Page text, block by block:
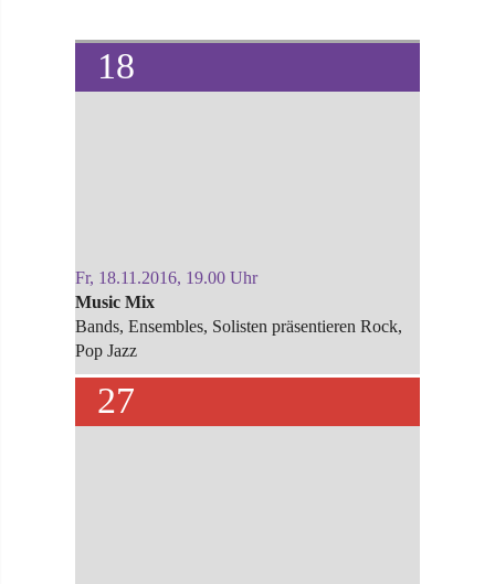
18
Fr, 18.11.2016, 19.00 Uhr
Music Mix
Bands, Ensembles, Solisten präsentieren Rock,
Pop Jazz
27